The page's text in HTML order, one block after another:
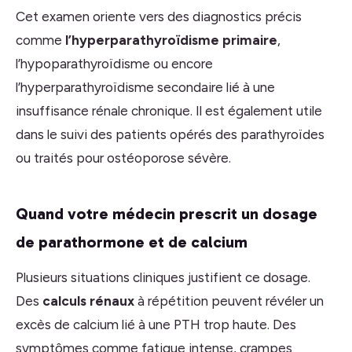
Cet examen oriente vers des diagnostics précis
comme l’hyperparathyroïdisme primaire,
l’hypoparathyroïdisme ou encore
l’hyperparathyroïdisme secondaire lié à une
insuffisance rénale chronique. Il est également utile
dans le suivi des patients opérés des parathyroïdes
ou traités pour ostéoporose sévère.
Quand votre médecin prescrit un dosage
de parathormone et de calcium
Plusieurs situations cliniques justifient ce dosage.
Des calculs rénaux à répétition peuvent révéler un
excès de calcium lié à une PTH trop haute. Des
symptômes comme fatigue intense, crampes